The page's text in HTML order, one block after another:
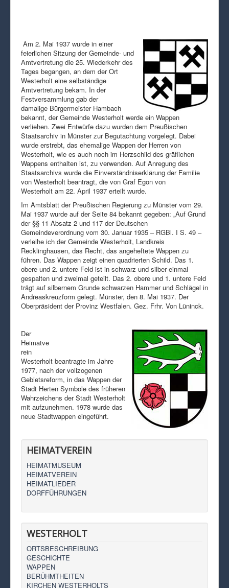
Am 2. Mai 1937 wurde in einer
feierlichen Sitzung der Gemeinde- und
Amtvertretung die 25. Wiederkehr des
Tages begangen, an dem der Ort
Westerholt eine selbständige
Amtvertretung bekam. In der
Festversammlung gab der
damalige Bürgermeister Hambach
bekannt, der Gemeinde Westerholt werde ein Wappen
verliehen. Zwei Entwürfe dazu wurden dem Preußischen
Staatsarchiv in Münster zur Begutachtung vorgelegt. Dabei
wurde erstrebt, das ehemalige Wappen der Herren von
Westerholt, wie es auch noch im Herzschild des gräflichen
Wappens enthalten ist, zu verwenden. Auf Anregung des
Staatsarchivs wurde die Einverständniserklärung der Familie
von Westerholt beantragt, die von Graf Egon von
Westerholt am 22. April 1937 erteilt wurde.
Im Amtsblatt der Preußischen Regierung zu Münster vom 29.
Mai 1937 wurde auf der Seite 84 bekannt gegeben: „Auf Grund
der §§ 11 Absatz 2 und 117 der Deutschen
Gemeindeverordnung vom 30. Januar 1935 – RGBl. I S. 49 –
verleihe ich der Gemeinde Westerholt, Landkreis
Recklinghausen, das Recht, das angeheftete Wappen zu
führen. Das Wappen zeigt einen quadrierten Schild. Das 1.
obere und 2. untere Feld ist in schwarz und silber einmal
gespalten und zweimal geteilt. Das 2. obere und 1. untere Feld
trägt auf silbernem Grunde schwarzen Hammer und Schlägel in
Andreaskreuzform gelegt. Münster, den 8. Mai 1937. Der
Oberpräsident der Provinz Westfalen. Gez. Frhr. Von Lüninck.
Der
Heimatve
rein
Westerholt beantragte im Jahre
1977, nach der vollzogenen
Gebietsreform, in das Wappen der
Stadt Herten Symbole des früheren
Wahrzeichens der Stadt Westerholt
mit aufzunehmen. 1978 wurde das
neue Stadtwappen eingeführt.
HEIMATVEREIN
HEIMATMUSEUM
HEIMATVEREIN
HEIMATLIEDER
DORFFÜHRUNGEN
WESTERHOLT
ORTSBESCHREIBUNG
GESCHICHTE
WAPPEN
BERÜHMTHEITEN
KIRCHEN WESTERHOLTS